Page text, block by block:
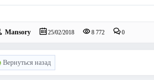
Mansory 25/02/2018 8 772 0
Вернуться назад